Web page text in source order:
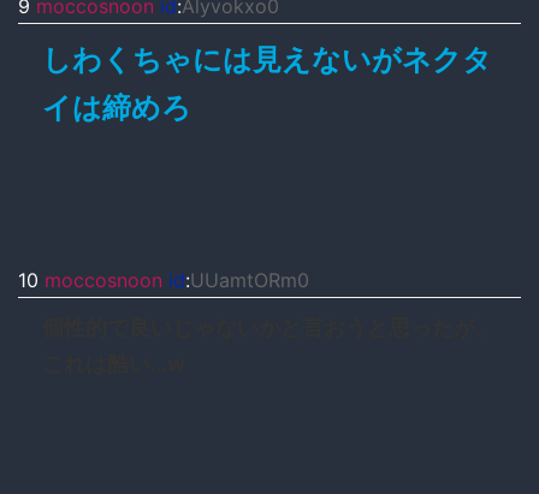
9 moccosnoon id:Alyvokxo0
しわくちゃには見えないがネクタ
イは締めろ
10 moccosnoon id:UUamtORm0